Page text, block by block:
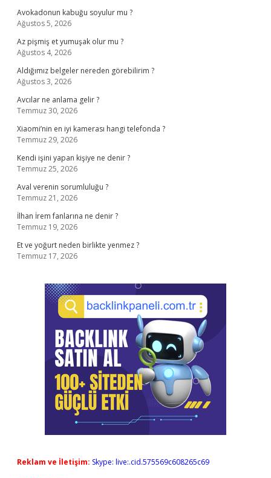
Avokadonun kabuğu soyulur mu ?
Ağustos 5, 2026
Az pişmiş et yumuşak olur mu ?
Ağustos 4, 2026
Aldığımız belgeler nereden görebilirim ?
Ağustos 3, 2026
Avcılar ne anlama gelir ?
Temmuz 30, 2026
Xiaomi’nin en iyi kamerası hangi telefonda ?
Temmuz 29, 2026
Kendi işini yapan kişiye ne denir ?
Temmuz 25, 2026
Aval verenin sorumluluğu ?
Temmuz 21, 2026
İlhan İrem fanlarına ne denir ?
Temmuz 19, 2026
Et ve yoğurt neden birlikte yenmez ?
Temmuz 17, 2026
Reklam ve İletişim: Skype: live:.cid.575569c608265c69